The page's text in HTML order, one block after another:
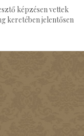
képzésen vettek
keretében jelentősen